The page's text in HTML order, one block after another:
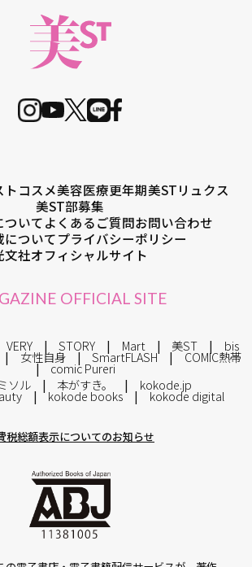
トコスメ美容医療更年期美STリュクス
美ST部募集
ついてよくあるご質問お問い合わせ
についてプライバシーポリシー
文社オフィシャルサイト
OFFICIAL SITE
VERY STORY Mart 美ST bis
女性自身 SmartFLASH COMIC熱帯
comic Pureri
ソル
本がすき。 kokode.jp
kokode books kokode digital
税総額表示についてのお知らせ